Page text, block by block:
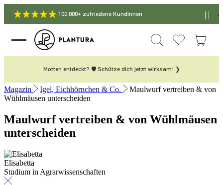
100.000+ zufriedene KundInnen
Motten entdeckt? 🛡️ Schütze dich jetzt wirksam! ❯
Magazin Igel, Eichhörnchen & Co.
Maulwurf vertreiben & von
Wühlmäusen unterscheiden
Maulwurf vertreiben & von Wühlmäusen
unterscheiden
Elisabetta
Studium in Agrarwissenschaften